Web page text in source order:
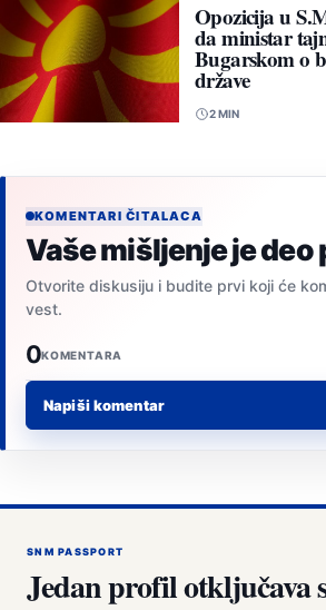
Opozicija u
da ministar
Bugarskom o
države
2 MIN
KOMENTARI ČITALACA
Vaše mišljenje je deo
Otvorite diskusiju i budite prvi koji će
vest.
0KOMENTARA
Napiši komentar
SNM PASSPORT
Jedan profil otključava